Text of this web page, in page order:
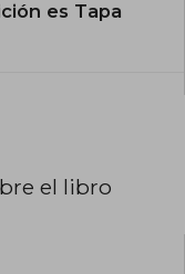
de la actividad
es Tapa
el libro